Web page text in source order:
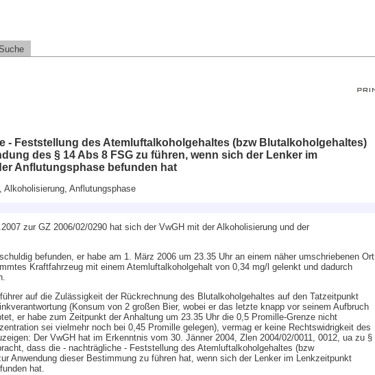
Suche
- Feststellung des Atemluftalkoholgehaltes (bzw Blutalkoholgehaltes)
des § 14 Abs 8 FSG zu führen, wenn sich der Lenker im
Anflutungsphase befunden hat
Alkoholisierung, Anflutungsphase
zur GZ 2006/02/0290 hat sich der VwGH mit der Alkoholisierung und der
befunden, er habe am 1. März 2006 um 23.35 Uhr an einem näher umschriebenen Ort
Kraftfahrzeug mit einem Atemluftalkoholgehalt von 0,34 mg/l gelenkt und dadurch
auf die Zulässigkeit der Rückrechnung des Blutalkoholgehaltes auf den Tatzeitpunkt
(Konsum von 2 großen Bier, wobei er das letzte knapp vor seinem Aufbruch
er habe zum Zeitpunkt der Anhaltung um 23.35 Uhr die 0,5 Promille-Grenze nicht
sei vielmehr noch bei 0,45 Promille gelegen), vermag er keine Rechtswidrigkeit des
Der VwGH hat im Erkenntnis vom 30. Jänner 2004, Zlen 2004/02/0011, 0012, ua zu §
dass die - nachträgliche - Feststellung des Atemluftalkoholgehaltes (bzw
Anwendung dieser Bestimmung zu führen hat, wenn sich der Lenker im Lenkzeitpunkt
hat.